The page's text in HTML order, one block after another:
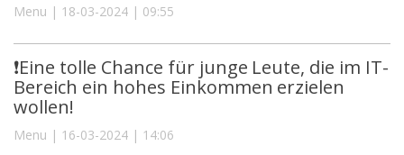
Menu | 18-03-2024 | 09:55
❗️Eine tolle Chance für junge Leute, die im IT-
Bereich ein hohes Einkommen erzielen
wollen!
Menu | 16-03-2024 | 14:06